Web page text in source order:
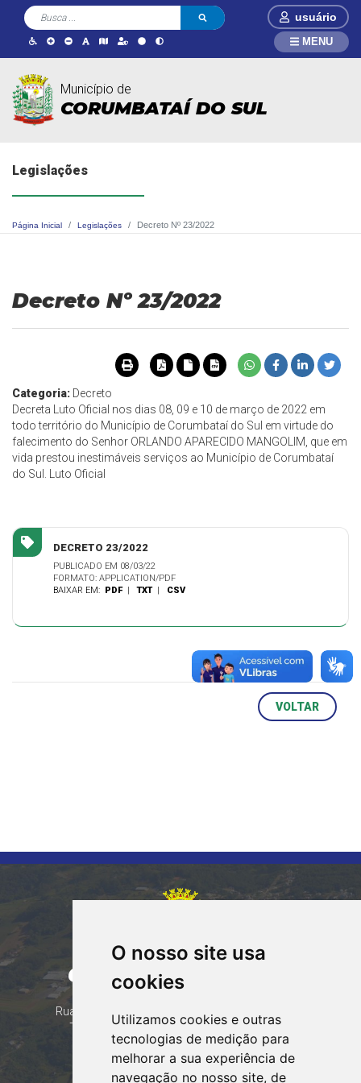
O nosso site usa
cookies
Utilizamos cookies e outras
tecnologias de medição para
melhorar a sua experiência de
navegação no nosso site, de
usuário
Município de
CORUMBATAÍ DO SUL
MENU
Legislações
Página Inicial Legislações Decreto Nº 23/2022
Decreto Nº 23/2022
Categoria: Decreto
Decreta Luto Oficial nos dias 08, 09 e 10 de março de 2022 em
todo território do Município de Corumbataí do Sul em virtude do
falecimento do Senhor ORLANDO APARECIDO MANGOLIM, que em
vida prestou inestimáveis serviços ao Município de Corumbataí
do Sul. Luto Oficial
DECRETO 23/2022
PUBLICADO EM 08/03/22
FORMATO: APPLICATION/PDF
BAIXAR EM: PDF |TXT | CSV
VOLTAR
CORUMBATAÍ DO SUL
PARANÁ
Rua Tocantins 153 Corumbataí - CEP: 86.970-000
Telefone: (44) 99935-8828, (44) 99935-8839
contato@corumbataidosul.pr.gov.br